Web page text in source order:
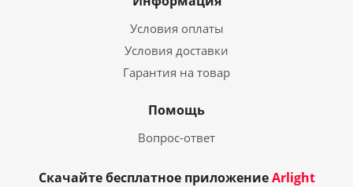
Условия оплаты
Условия доставки
Гарантия на товар
Помощь
Вопрос-ответ
Скачайте бесплатное приложениеArlight